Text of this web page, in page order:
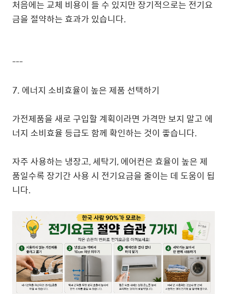
처음에는 교체 비용이 들 수 있지만 장기적으로는 전기요
금을 절약하는 효과가 있습니다.
---
7. 에너지 소비효율이 높은 제품 선택하기
가전제품을 새로 구입할 계획이라면 가격만 보지 말고 에
너지 소비효율 등급도 함께 확인하는 것이 좋습니다.
자주 사용하는 냉장고, 세탁기, 에어컨은 효율이 높은 제
품일수록 장기간 사용 시 전기요금을 줄이는 데 도움이 됩
니다.